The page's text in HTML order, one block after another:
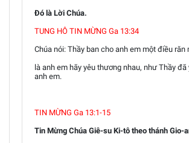
Đó là Lời Chúa.
TUNG HÔ TIN MỪNG Ga 13:34
Chúa nói: Thầy ban cho anh em một điều răn
là anh em hãy yêu thương nhau, như Thầy
anh em.
TIN MỪNG Ga 13:1-15
Tin Mừng Chúa Giê-su Ki-tô theo thánh Gio-